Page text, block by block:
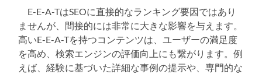
E-E-A-TはSEOに直接的なランキング要因ではあり
ませんが、間接的には非常に大きな影響を与えます。
高いE-E-A-Tを持つコンテンツは、ユーザーの満足度
を高め、検索エンジンの評価向上にも繋がります。例
えば、経験に基づいた詳細な事例の提示や、専門的な